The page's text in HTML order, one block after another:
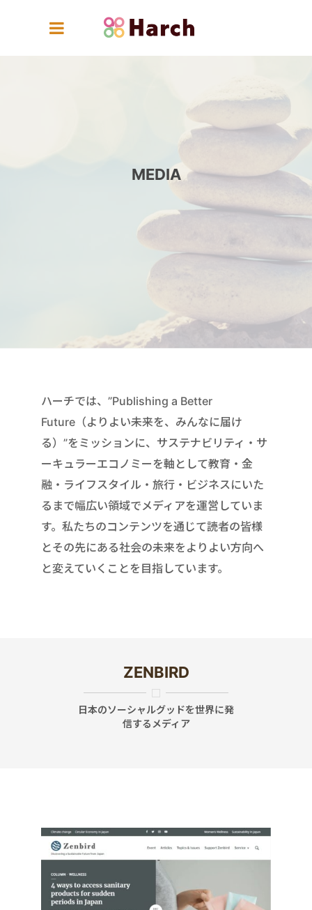
MEDIA
ハーチでは、”Publishing a Better
Future（よりよい未来を、みんなに届け
る）”をミッションに、サステナビリティ・サ
ーキュラーエコノミーを軸として教育・金
融・ライフスタイル・旅行・ビジネスにいた
るまで幅広い領域でメディアを運営していま
す。私たちのコンテンツを通じて読者の皆様
とその先にある社会の未来をよりよい方向へ
と変えていくことを目指しています。
ZENBIRD
日本のソーシャルグッドを世界に発
信するメディア